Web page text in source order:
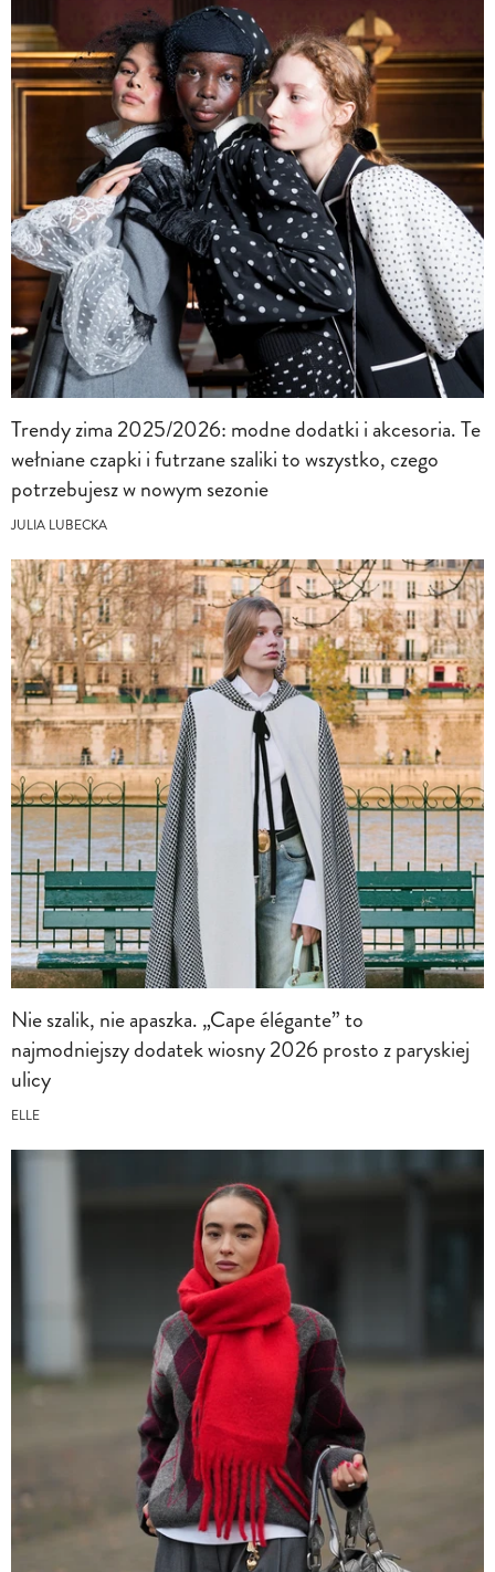
Trendy zima 2025/2026: modne dodatki i akcesoria. Te
wełniane czapki i futrzane szaliki to wszystko, czego
potrzebujesz w nowym sezonie
JULIA LUBECKA
Nie szalik, nie apaszka. „Cape élégante” to
najmodniejszy dodatek wiosny 2026 prosto z paryskiej
ulicy
ELLE